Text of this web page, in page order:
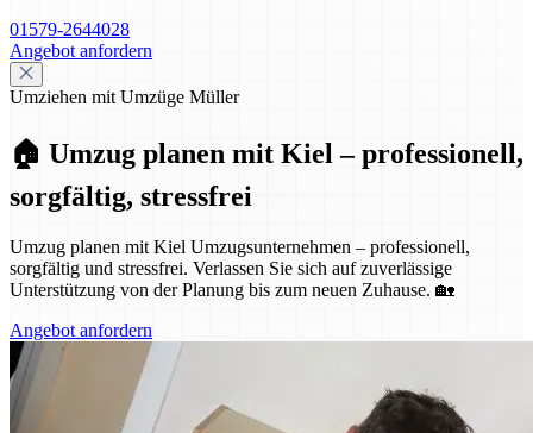
01579-2644028
Angebot anfordern
Umziehen mit Umzüge Müller
🏠 Umzug planen mit Kiel – professionell,
sorgfältig, stressfrei
Umzug planen mit Kiel Umzugsunternehmen – professionell,
sorgfältig und stressfrei. Verlassen Sie sich auf zuverlässige
Unterstützung von der Planung bis zum neuen Zuhause. 🏡
Angebot anfordern